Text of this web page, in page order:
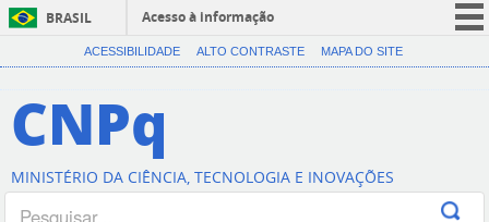
BRASIL
Acesso à informação
CORONAVÍRUS (COVID-19)
Canais
ACESSIBILIDADE ALTO CONTRASTE MAPA DO SITE
CNPq
MINISTÉRIO DA CIÊNCIA, TECNOLOGIA E INOVAÇÕES